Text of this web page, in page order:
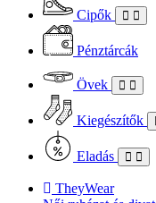
Cipők
Pénztárcák
Övek
Kiegészítők
Eladás
TheyWear